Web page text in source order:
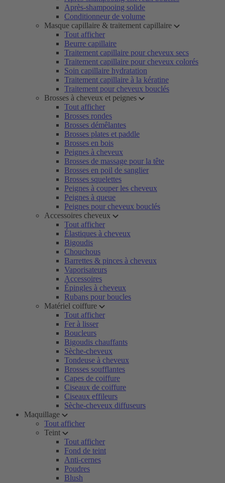
Après-shampooing solide
Conditionneur de volume
Masque capillaire & traitement capillaire
Tout afficher
Beurre capillaire
Traitement capillaire pour cheveux secs
Traitement capillaire pour cheveux colorés
Soin capillaire hydratation
Traitement capillaire à la kératine
Traitement pour cheveux bouclés
Brosses à cheveux et peignes
Tout afficher
Brosses rondes
Brosses démêlantes
Brosses plates et paddle
Brosses en bois
Peignes à cheveux
Brosses de massage pour la tête
Brosses en poil de sanglier
Brosses squelettes
Peignes à couper les cheveux
Peignes à queue
Peignes pour cheveux bouclés
Accessoires cheveux
Tout afficher
Élastiques à cheveux
Bigoudis
Chouchous
Barrettes & pinces à cheveux
Vaporisateurs
Accessoires
Épingles à cheveux
Rubans pour boucles
Matériel coiffure
Tout afficher
Fer à lisser
Boucleurs
Bigoudis chauffants
Sèche-cheveux
Tondeuse à cheveux
Brosses soufflantes
Capes de coiffure
Ciseaux de coiffure
Ciseaux effileurs
Sèche-cheveux diffuseurs
Maquillage
Tout afficher
Teint
Tout afficher
Fond de teint
Anti-cernes
Poudres
Blush